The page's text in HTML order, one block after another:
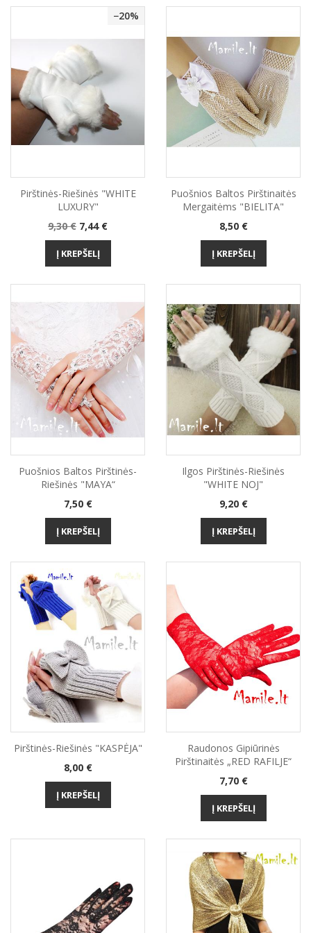
−20%
Pirštinės-Riešinės "WHITE
LUXURY"
Bazinė
kaina
9,30 € Kaina
7,44 €
Į KREPŠELĮ
Puošnios Baltos Pirštinaitės
Mergaitėms "BIELITA"
Kaina
8,50 €
Į KREPŠELĮ
Puošnios Baltos Pirštinės-
Riešinės "MAYA“
Kaina
7,50 €
Į KREPŠELĮ
Ilgos Pirštinės-Riešinės
"WHITE NOJ"
Kaina
9,20 €
Į KREPŠELĮ
Pirštinės-Riešinės "KASPĖJA"
Kaina
8,00 €
Į KREPŠELĮ
Raudonos Gipiūrinės
Pirštinaitės „RED RAFILJE“
Kaina
7,70 €
Į KREPŠELĮ